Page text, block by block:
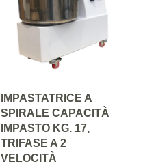
IMPASTATRICE A
SPIRALE CAPACITÀ
IMPASTO KG. 17,
TRIFASE A 2
VELOCITÀ